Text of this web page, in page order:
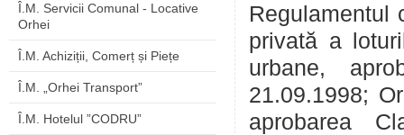
Î.M. Servicii Comunal - Locative
Orhei
Î.M. Achiziții, Comerț și Piețe
Î.M. „Orhei Transport”
Î.M. Hotelul ”CODRU”
Regulamentul
privată a
urbane,
21.09.1998;
aprobarea